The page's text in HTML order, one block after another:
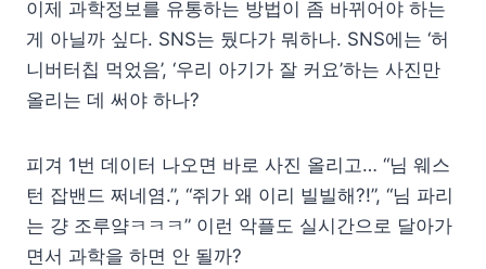
이제 과학정보를 유통하는 방법이 좀 바뀌어야 하는
게 아닐까 싶다. SNS는 뒀다가 뭐하나. SNS에는 ‘허
니버터칩 먹었음’, ‘우리 아기가 잘 커요’하는 사진만
올리는 데 써야 하나?
피겨 1번 데이터 나오면 바로 사진 올리고… “님 웨스
턴 잡밴드 쩌네염.”, “쥐가 왜 이리 빌빌해?!”, “님 파리
는 걍 조루얔ㅋㅋㅋ” 이런 악플도 실시간으로 달아가
면서 과학을 하면 안 될까?